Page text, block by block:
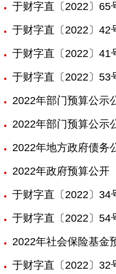
于财字直〔2022〕65
于财字直〔2022〕42
于财字直〔2022〕41
于财字直〔2022〕53
2022年部门预算公示
2022年部门预算公示
2022年地方政府债务
2022年政府预算公开
于财字直〔2022〕34
于财字直〔2022〕54
2022年社会保险基金
于财字直〔2022〕32